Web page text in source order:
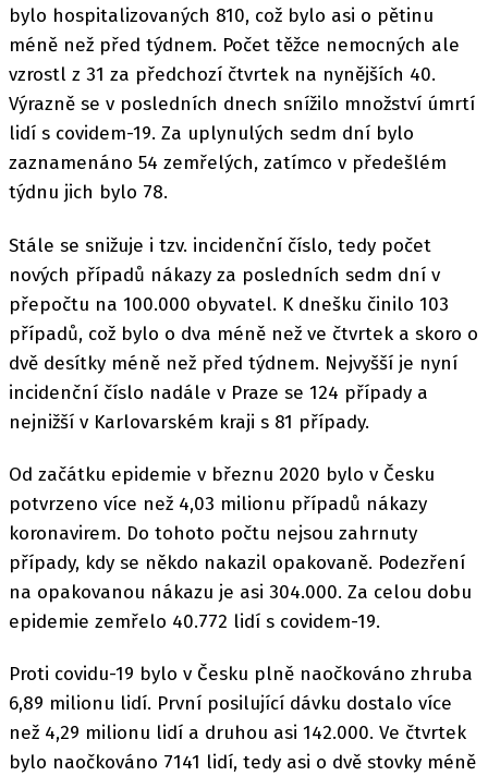
bylo hospitalizovaných 810, což bylo asi o pětinu
méně než před týdnem. Počet těžce nemocných ale
vzrostl z 31 za předchozí čtvrtek na nynějších 40.
Výrazně se v posledních dnech snížilo množství úmrtí
lidí s covidem-19. Za uplynulých sedm dní bylo
zaznamenáno 54 zemřelých, zatímco v předešlém
týdnu jich bylo 78.
Stále se snižuje i tzv. incidenční číslo, tedy počet
nových případů nákazy za posledních sedm dní v
přepočtu na 100.000 obyvatel. K dnešku činilo 103
případů, což bylo o dva méně než ve čtvrtek a skoro o
dvě desítky méně než před týdnem. Nejvyšší je nyní
incidenční číslo nadále v Praze se 124 případy a
nejnižší v Karlovarském kraji s 81 případy.
Od začátku epidemie v březnu 2020 bylo v Česku
potvrzeno více než 4,03 milionu případů nákazy
koronavirem. Do tohoto počtu nejsou zahrnuty
případy, kdy se někdo nakazil opakovaně. Podezření
na opakovanou nákazu je asi 304.000. Za celou dobu
epidemie zemřelo 40.772 lidí s covidem-19.
Proti covidu-19 bylo v Česku plně naočkováno zhruba
6,89 milionu lidí. První posilující dávku dostalo více
než 4,29 milionu lidí a druhou asi 142.000. Ve čtvrtek
bylo naočkováno 7141 lidí, tedy asi o dvě stovky méně